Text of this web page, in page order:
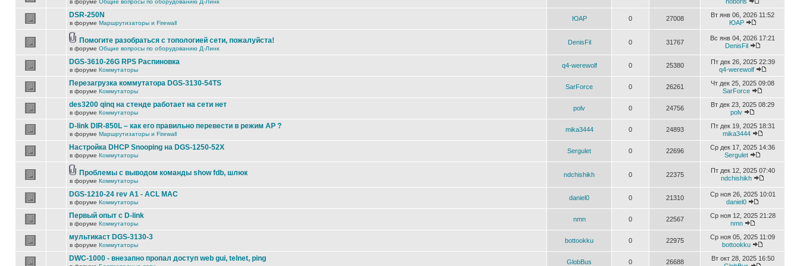
в форуме Общие вопросы по оборудованию Д-Линк
DSR-250N
в форуме Маршрутизаторы и Firewall
ЮАР 0 27008
Вт янв 06, 2026 11:52
ЮАР
Помогите разобраться с топологией сети, пожалуйста!
в форуме Общие вопросы по оборудованию Д-Линк
DenisFil 0 31767
Вс янв 04, 2026 17:21
DenisFil
DGS-3610-26G RPS Распиновка
в форуме Коммутаторы
q4-werewolf 0 25380
Пт дек 26, 2025 22:39
q4-werewolf
Перезагрузка коммутатора DGS-3130-54TS
в форуме Коммутаторы
SarForce 0 26261
Чт дек 25, 2025 09:08
SarForce
des3200 qinq на стенде работает на сети нет
в форуме Коммутаторы
polv 0 24756
Вт дек 23, 2025 08:29
polv
D-link DIR-850L – как его правильно перевести в режим AP ?
в форуме Маршрутизаторы и Firewall
mika3444 0 24893
Пт дек 19, 2025 18:31
mika3444
Настройка DHCP Snooping на DGS-1250-52X
в форуме Коммутаторы
Sergulet 0 22696
Ср дек 17, 2025 14:36
Sergulet
Проблемы с выводом команды show fdb, шлюк
в форуме Коммутаторы
ndchishikh 0 22375
Пт дек 12, 2025 07:40
ndchishikh
DGS-1210-24 rev A1 - ACL MAC
в форуме Коммутаторы
daniel0 0 21310
Ср ноя 26, 2025 10:01
daniel0
Первый опыт с D-link
в форуме Коммутаторы
nmn 0 22567
Ср ноя 12, 2025 21:28
nmn
мультикаст DGS-3130-3
в форуме Коммутаторы
bottookku 0 22975
Ср ноя 05, 2025 11:09
bottookku
DWC-1000 - внезапно пропал доступ web gui, telnet, ping GlobBus 0 26688
Вт окт 28, 2025 16:50